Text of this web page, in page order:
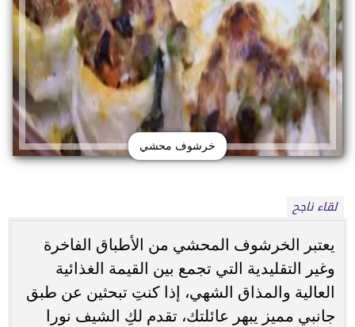
خرشوف محشي
لقاء ناجح
يعتبر الخرشوف المحشي من الأطباق الفاخرة
وغير التقليدية التي تجمع بين القيمة الغذائية
العالية والمذاق الشهي، إذا كنتِ تبحثين عن طبق
جانبي مميز يبهر عائلتك، تقدم لكِ الشيف نورا